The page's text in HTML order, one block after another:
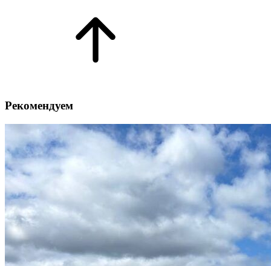
Рекомендуем